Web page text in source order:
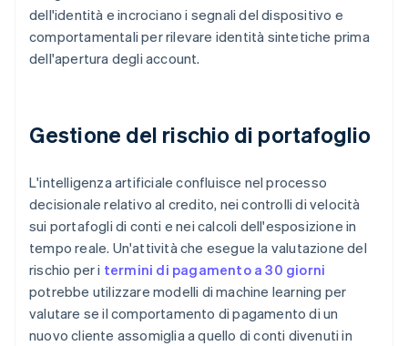
dell'identità e incrociano i segnali del dispositivo e
comportamentali per rilevare identità sintetiche prima
dell'apertura degli account.
Gestione del rischio di portafoglio
L'intelligenza artificiale confluisce nel processo
decisionale relativo al credito, nei controlli di velocità
sui portafogli di conti e nei calcoli dell'esposizione in
tempo reale. Un'attività che esegue la valutazione del
rischio per i termini di pagamento a 30 giorni
potrebbe utilizzare modelli di machine learning per
valutare se il comportamento di pagamento di un
nuovo cliente assomiglia a quello di conti divenuti in